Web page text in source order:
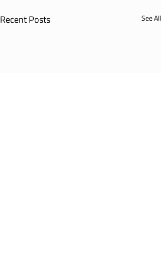
Recent Posts See All